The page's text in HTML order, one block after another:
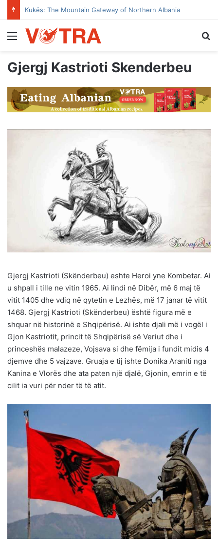
Kukës: The Mountain Gateway of Northern Albania
Menu
Gjergj Kastrioti Skenderbeu
Gjergj Kastrioti (Skënderbeu) eshte Heroi yne Kombetar. Ai
u shpall i tille ne vitin 1965. Ai lindi në Dibër, më 6 maj të
vitit 1405 dhe vdiq në qytetin e Lezhës, më 17 janar të vitit
1468. Gjergj Kastrioti (Skënderbeu) është figura më e
shquar në historinë e Shqipërisë. Ai ishte djali më i vogël i
Gjon Kastriotit, princit të Shqipërisë së Veriut dhe i
princeshës malazeze, Vojsava si dhe fëmija i fundit midis 4
djemve dhe 5 vajzave. Gruaja e tij ishte Donika Araniti nga
Kanina e Vlorës dhe ata paten një djalë, Gjonin, emrin e të
cilit ia vuri për nder të të atit.